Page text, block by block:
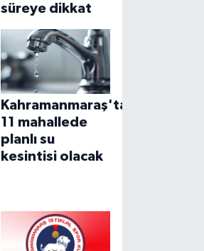
süreye dikkat
Kahramanmaraş'ta
11 mahallede
planlı su
kesintisi olacak